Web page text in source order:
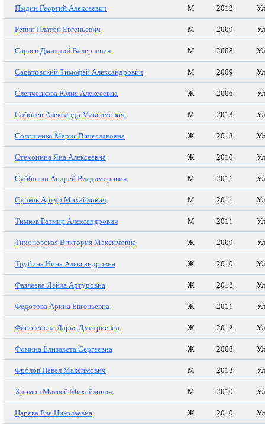
Пыдин Георгий Алексеевич М 2012
Репин Платон Евгеньевич М 2009
Сараев Дмитрий Валерьевич М 2008
Саратовский Тимофей Александрович М 2009
Слепченкова Юлия Алексеевна Ж 2006
Соболев Александр Максимович М 2013
Солошенко Мария Вячеславовна Ж 2013
Стехонина Яна Алексеевна Ж 2010
Субботин Андрей Владимирович М 2011
Сучков Артур Михайлович М 2011
Тимков Ратмир Александрович М 2011
Тихоновская Виктория Максимовна Ж 2009
Трубина Нина Александровна Ж 2010
Фазлеева Лейла Артуровна Ж 2012
Федотова Арина Евгеньевна Ж 2011
Финогенова Дарья Дмитриевна Ж 2012
Фомина Елизавета Сергеевна Ж 2008
Фролов Павел Максимович М 2013
Хромов Матвей Михайлович М 2010
Царева Ева Николаевна Ж 2010